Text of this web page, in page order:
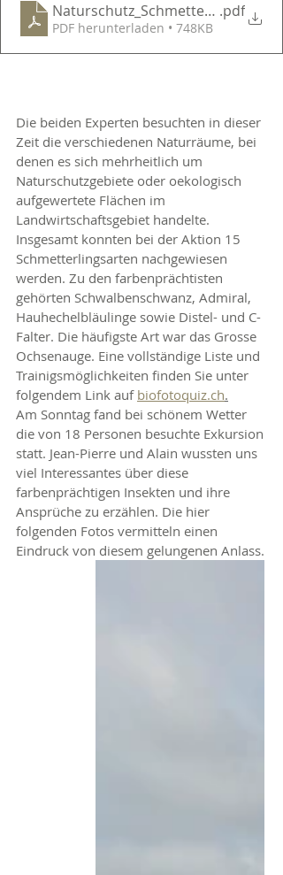
.pdf
PDF herunterladen • 748KB
Die beiden Experten besuchten in dieser
Zeit die verschiedenen Naturräume, bei
denen es sich mehrheitlich um
Naturschutzgebiete oder oekologisch
aufgewertete Flächen im
Landwirtschaftsgebiet handelte.
Insgesamt konnten bei der Aktion 15
Schmetterlingsarten nachgewiesen
werden. Zu den farbenprächtisten
gehörten Schwalbenschwanz, Admiral,
Hauhechelbläulinge sowie Distel- und C-
Falter. Die häufigste Art war das Grosse
Ochsenauge. Eine vollständige Liste und
Trainigsmöglichkeiten finden Sie unter
folgendem Link auf biofotoquiz.ch.
Am Sonntag fand bei schönem Wetter
die von 18 Personen besuchte Exkursion
statt. Jean-Pierre und Alain wussten uns
viel Interessantes über diese
farbenprächtigen Insekten und ihre
Ansprüche zu erzählen. Die hier
folgenden Fotos vermitteln einen
Eindruck von diesem gelungenen Anlass.